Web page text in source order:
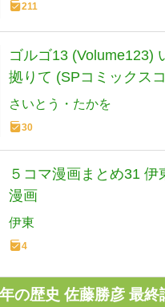
211
ゴルゴ13 (Volume123)
拠りて (SPコミックス
さいとう・たかを
30
５コマ漫画まとめ31 伊
漫画
伊東
4
の歴史 佐藤勝彦 最終